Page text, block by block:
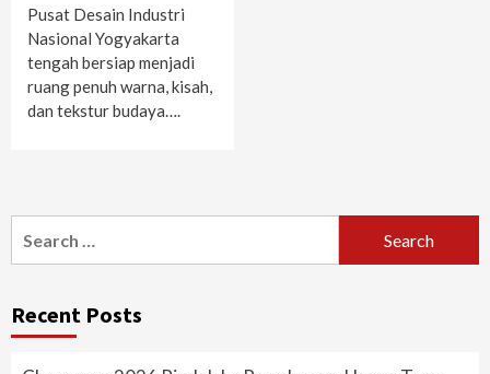
Pusat Desain Industri
Nasional Yogyakarta
tengah bersiap menjadi
ruang penuh warna, kisah,
dan tekstur budaya….
for:
Recent Posts